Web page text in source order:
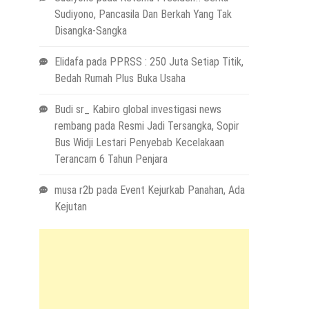
Sudiyono, Pancasila Dan Berkah Yang Tak
Disangka-Sangka
Elidafa pada PPRSS : 250 Juta Setiap Titik,
Bedah Rumah Plus Buka Usaha
Budi sr_ Kabiro global investigasi news
rembang pada Resmi Jadi Tersangka, Sopir
Bus Widji Lestari Penyebab Kecelakaan
Terancam 6 Tahun Penjara
musa r2b pada Event Kejurkab Panahan, Ada
Kejutan